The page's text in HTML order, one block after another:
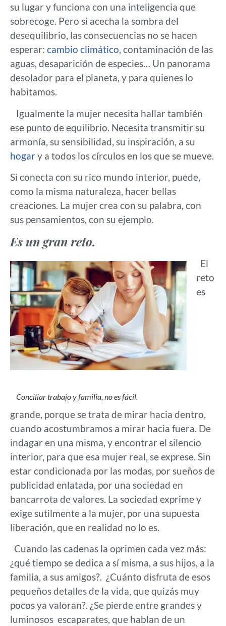
su lugar y funciona con una inteligencia que
sobrecoge. Pero si acecha la sombra del
desequilibrio, las consecuencias no se hacen
esperar: cambio climático, contaminación de las
aguas, desaparición de especies… Un panorama
desolador para el planeta, y para quienes lo
habitamos.
Igualmente la mujer necesita hallar también
ese punto de equilibrio. Necesita transmitir su
armonía, su sensibilidad, su inspiración, a su
hogary a todos los círculos en los que se mueve.
Si conecta con su rico mundo interior, puede,
como la misma naturaleza, hacer bellas
creaciones. La mujer crea con su palabra, con
sus pensamientos, con su ejemplo.
Es un gran reto.
Conciliar trabajo y familia, no es fácil.
El
reto
es
grande, porque se trata de mirar hacia dentro,
cuando acostumbramos a mirar hacia fuera. De
indagar en una misma, y encontrar el silencio
interior, para que esa mujer real, se exprese. Sin
estar condicionada por las modas, por sueños de
publicidad enlatada, por una sociedad en
bancarrota de valores. La sociedad exprime y
exige sutilmente a la mujer, por una supuesta
liberación, que en realidad no lo es.
Cuando las cadenas la oprimen cada vez más:
¿qué tiempo se dedica a sí misma, a sus hijos, a la
familia, a sus amigos?. ¿Cuánto disfruta de esos
pequeños detalles de la vida, que quizás muy
pocos ya valoran?. ¿Se pierde entre grandes y
luminosos escaparates, que hablan de un